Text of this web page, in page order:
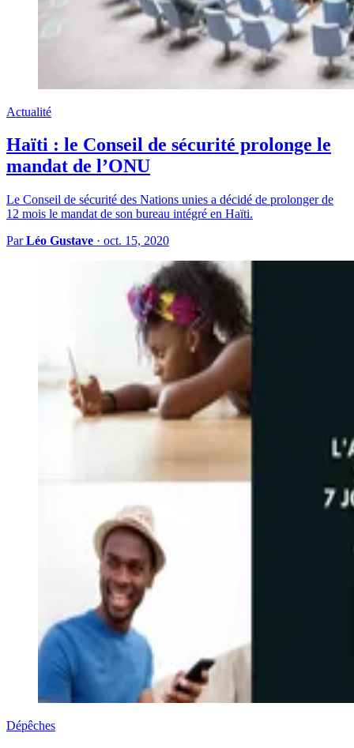
Actualité
Haïti : le Conseil de sécurité prolonge le
mandat de l’ONU
Le Conseil de sécurité des Nations unies a décidé de prolonger de
12 mois le mandat de son bureau intégré en Haïti.
ParLéo Gustave · oct. 15, 2020
Dépêches